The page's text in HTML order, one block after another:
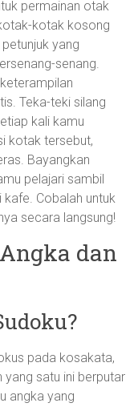
permainan otak
kotak kosong
yang
senang.
Teka-teki silang
kali kamu
kotak tersebut,
Bayangkan
pelajari sambil
Cobalah untuk
secara langsung!
dan
pada kosakata,
yang satu ini berputar
angka yang